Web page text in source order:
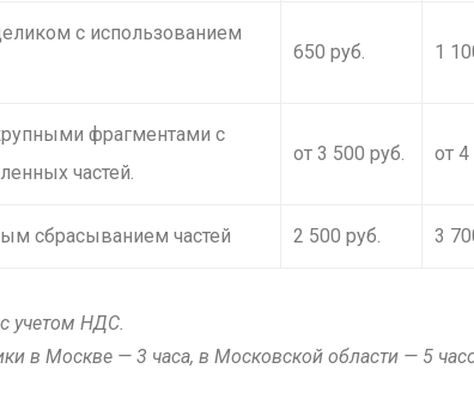
с использованием
650 руб. 1
фрагментами с
частей.
от 3 500 руб. от 4
сбрасыванием частей 2 500 руб. 3
учетом НДС.
в Москве — 3 часа, в Московской области — 5